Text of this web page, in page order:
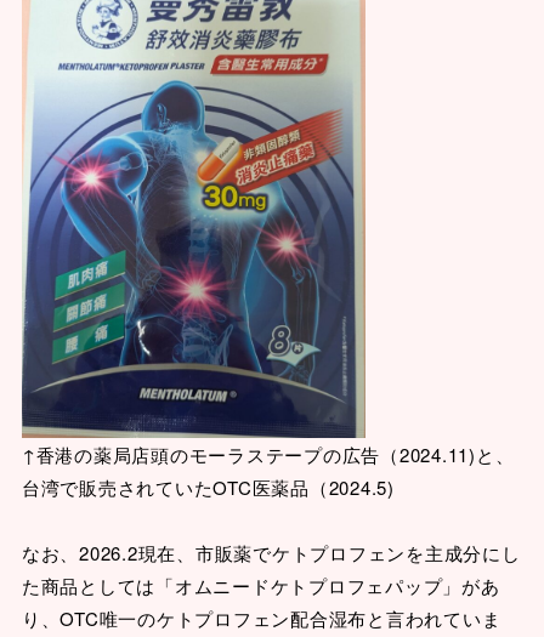
↑香港の薬局店頭のモーラステープの広告（2024.11)と、
台湾で販売されていたOTC医薬品（2024.5)
なお、2026.2現在、市販薬でケトプロフェンを主成分にし
た商品としては「オムニードケトプロフェパップ」があ
り、OTC唯一のケトプロフェン配合湿布と言われていま